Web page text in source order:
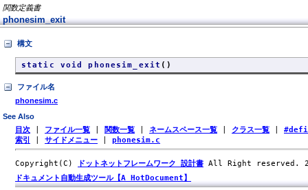
関数定義書
phonesim_exit
構文
static void phonesim_exit ()
ファイル名
phonesim.c
See Also
目次 ファイル一覧 関数一覧 ネームスペース一覧 クラス一覧
索引
サイドメニュー phonesim.c
Copyright(C) ドットネットフレームワーク 設計書 All Right reserved.
ドキュメント自動生成ツール【A HotDocument】